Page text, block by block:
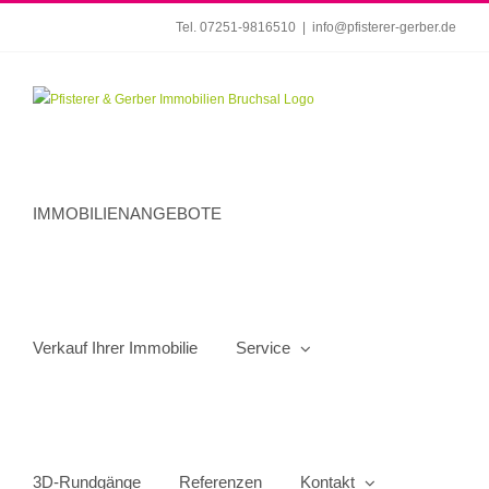
Tel. 07251-9816510 info@pfisterer-gerber.de
IMMOBILIENANGEBOTE
Verkauf Ihrer Immobilie Service
3D-Rundgänge Referenzen Kontakt